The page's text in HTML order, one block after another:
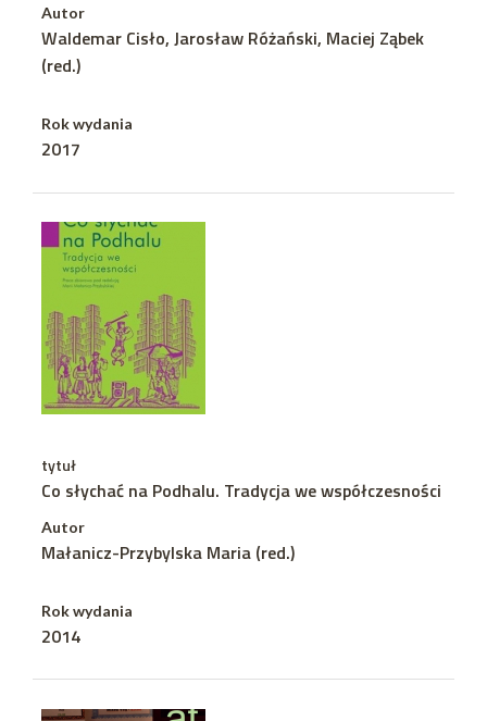
Autor
Waldemar Cisło, Jarosław Różański, Maciej Ząbek
(red.)
Rok wydania
2017
tytuł
Co słychać na Podhalu. Tradycja we współczesności
Autor
Małanicz-Przybylska Maria (red.)
Rok wydania
2014